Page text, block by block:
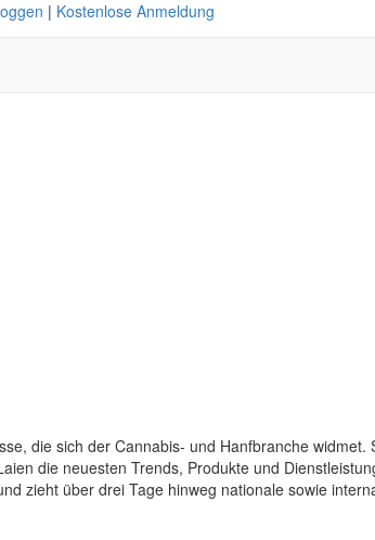
| Kostenlose Anmeldung
die sich der Cannabis- und Hanfbranche
die neuesten Trends, Produkte und
zieht über drei Tage hinweg nationale sowie